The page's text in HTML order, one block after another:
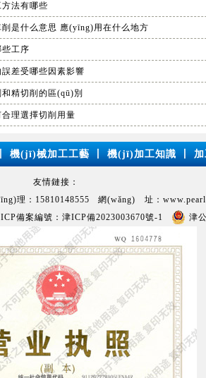
法有哪些
是什么意思 應(yīng)用在什么地方
工序
差受哪些因素影響
精切削的區(qū)別
理選擇切削用量
機(jī)械加工工藝 機(jī)加工知識
友情鏈接：
理：15810148555 網(wǎng) 址：
備案編號： 津ICP備2023003670號-1 津